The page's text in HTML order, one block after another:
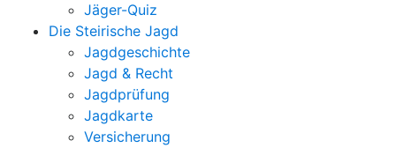
Jäger-Quiz
Die Steirische Jagd
Jagdgeschichte
Jagd & Recht
Jagdprüfung
Jagdkarte
Versicherung